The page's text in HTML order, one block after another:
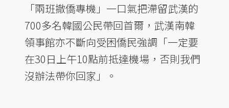
「兩班撤僑專機」一口氣把滯留武漢的
700多名韓國公民帶回首爾，武漢南韓
領事館亦不斷向受困僑民強調「一定要
在30日上午10點前抵達機場，否則我們
沒辦法帶你回家」。